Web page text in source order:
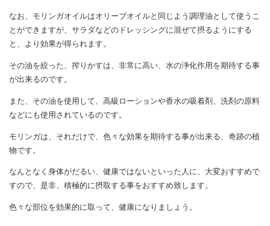
なお、モリンガオイルはオリーブオイルと同じよう調理油として使うこ
とができますが、サラダなどのドレッシングに混ぜて摂るようにする
と、より効果が得られます。
その油を絞った、搾りかすは、非常に高い、水の浄化作用を期待する事
が出来るのです。
また、その油を使用して、高級ローションや香水の吸着剤、洗剤の原料
などにも使用されているのです。
モリンガは、それだけで、色々な効果を期待する事が出来る、奇跡の植
物です。
なんとなく身体がだるい、健康ではないといった人に、大変おすすめで
すので、是非、積極的に摂取する事をおすすめ致します。
色々な部位を効果的に取って、健康になりましょう。